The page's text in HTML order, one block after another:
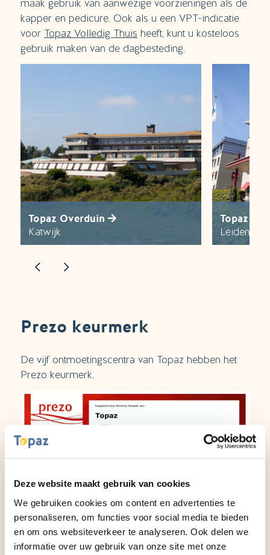
Deze website maakt gebruik van cookies
We gebruiken cookies om content en advertenties te
personaliseren, om functies voor social media te bieden
en om ons websiteverkeer te analyseren. Ook delen we
informatie over uw gebruik van onze site met onze
maak gebruik van aanwezige voorzieningen als de
kapper en pedicure. Ook als u een VPT-indicatie
voor Topaz Volledig Thuis heeft, kunt u kosteloos
gebruik maken van de dagbesteding.
Topaz Overduin
Katwijk
Topaz
Leiden
Prezo keurmerk
De vijf ontmoetingscentra van Topaz hebben het
Prezo keurmerk.